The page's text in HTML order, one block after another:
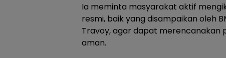
Ia meminta masyarakat aktif
resmi, baik yang disampaikan oleh
Travoy, agar dapat merencanakan
aman.